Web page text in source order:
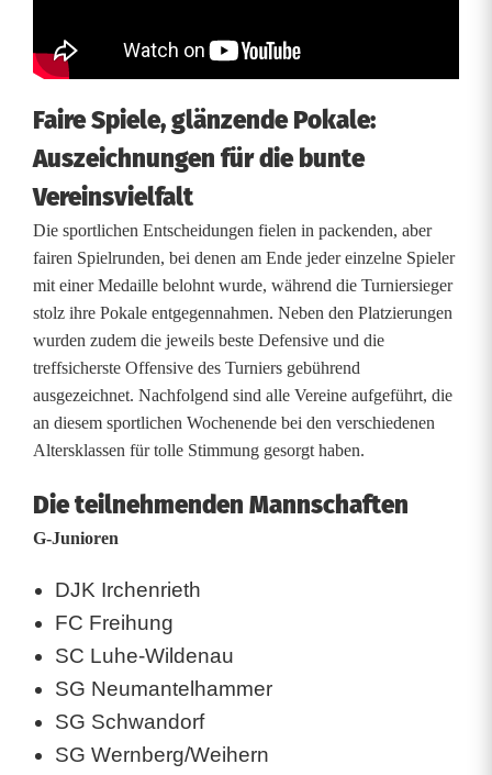
p
Faire Spiele, glänzende Pokale:
Auszeichnungen für die bunte
Vereinsvielfalt
Die sportlichen Entscheidungen fielen in packenden, aber
fairen Spielrunden, bei denen am Ende jeder einzelne Spieler
mit einer Medaille belohnt wurde, während die Turniersieger
stolz ihre Pokale entgegennahmen. Neben den Platzierungen
wurden zudem die jeweils beste Defensive und die
treffsicherste Offensive des Turniers gebührend
ausgezeichnet. Nachfolgend sind alle Vereine aufgeführt, die
an diesem sportlichen Wochenende bei den verschiedenen
Altersklassen für tolle Stimmung gesorgt haben.
Die teilnehmenden Mannschaften
G-Junioren
DJK Irchenrieth
FC Freihung
SC Luhe-Wildenau
SG Neumantelhammer
SG Schwandorf
SG Wernberg/Weihern